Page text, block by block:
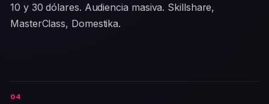
10 y 30 dólares. Audiencia masiva. Skillshare,
MasterClass, Domestika.